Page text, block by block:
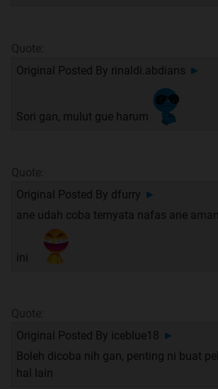
Quote:
Original Posted By rinaldi.abdians ►
Sori gan, mulut gue harum
Quote:
Original Posted By dfurry ►
ane udah coba ternyata nafas ane
ini
Quote:
Original Posted By iceblue18 ►
Boleh dicoba nih gan, penting ni buat
hal lain